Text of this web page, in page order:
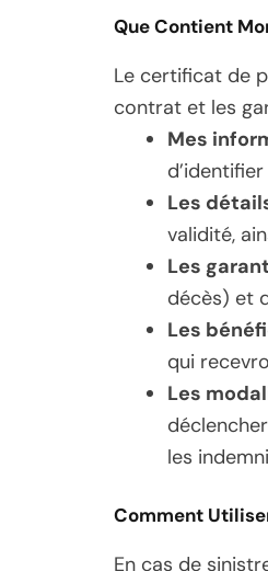
Que Contient
Le certificat de
contrat et les
Mes
d’identifier
Les
validité,
Les
décès) et
Les
qui
Les
les
Comment
En cas de